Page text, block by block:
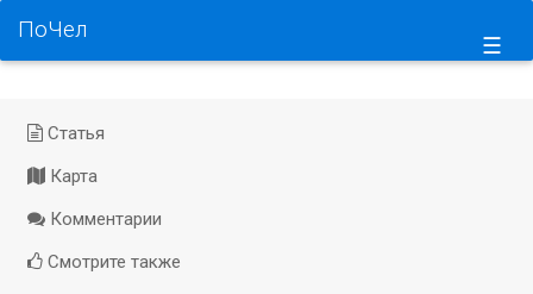
☰
ПоЧел
Статья
Карта
Комментарии
Смотрите также